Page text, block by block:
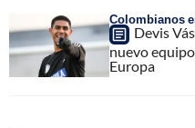
Colombianos
Devis
nuevo
Europa